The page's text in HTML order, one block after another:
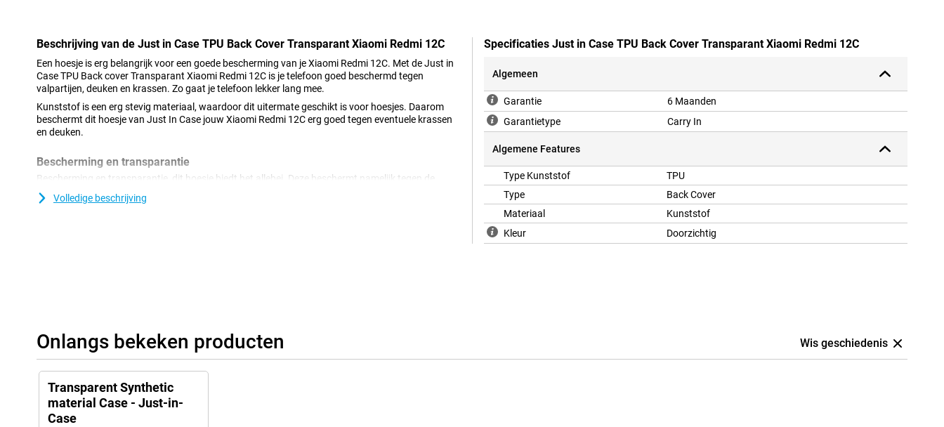
Beschrijving van de Just in Case TPU Back Cover Transparant Xiaomi Redmi 12C
Een hoesje is erg belangrijk voor een goede bescherming van je Xiaomi Redmi 12C. Met de Just in
Case TPU Back cover Transparant Xiaomi Redmi 12C is je telefoon goed beschermd tegen
valpartijen, deuken en krassen. Zo gaat je telefoon lekker lang mee.
Kunststof is een erg stevig materiaal, waardoor dit uitermate geschikt is voor hoesjes. Daarom
beschermt dit hoesje van Just In Case jouw Xiaomi Redmi 12C erg goed tegen eventuele krassen
en deuken.
Bescherming en transparantie
Bescherming en transparantie, dit hoesje biedt het allebei. Deze beschermt namelijk tegen de
meest voorkomende schade. Vallen, stoten en krassen. Door dat de case doorzichtig is, kan je nog
steeds genieten van het design van je telefoon. Met deze cover bescherm je de zijkanten en
Volledige beschrijving
Specificaties Just in Case TPU Back Cover Transparant Xiaomi Redmi 12C
Algemeen
Garantie
6 Maanden
Garantietype
Carry In
Algemene Features
Type Kunststof
TPU
Type
Back Cover
Materiaal
Kunststof
Kleur
Doorzichtig
Onlangs bekeken producten Wis geschiedenis
Transparent Synthetic
material Case - Just-in-
Case